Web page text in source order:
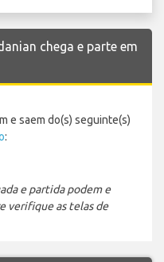
chega e parte em
e saem do(s) seguinte(s)
:
e partida podem e
verifique as telas de